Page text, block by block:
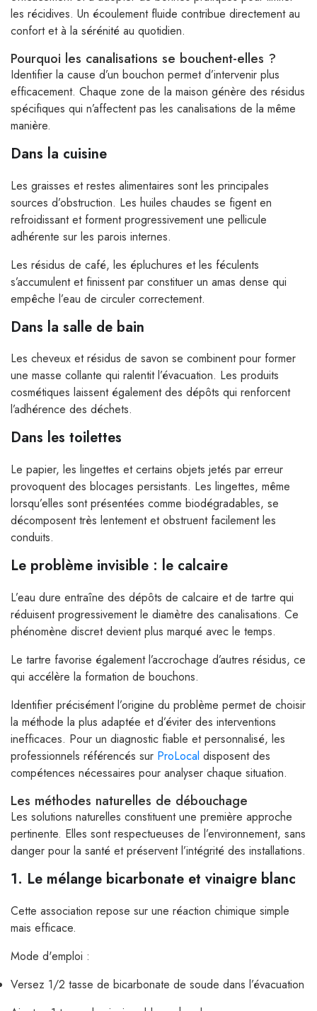
les récidives. Un écoulement fluide contribue directement au
confort et à la sérénité au quotidien.
Pourquoi les canalisations se bouchent-elles ?
Identifier la cause d’un bouchon permet d’intervenir plus
efficacement. Chaque zone de la maison génère des résidus
spécifiques qui n’affectent pas les canalisations de la même
manière.
Dans la cuisine
Les graisses et restes alimentaires sont les principales
sources d’obstruction. Les huiles chaudes se figent en
refroidissant et forment progressivement une pellicule
adhérente sur les parois internes.
Les résidus de café, les épluchures et les féculents
s’accumulent et finissent par constituer un amas dense qui
empêche l’eau de circuler correctement.
Dans la salle de bain
Les cheveux et résidus de savon se combinent pour former
une masse collante qui ralentit l’évacuation. Les produits
cosmétiques laissent également des dépôts qui renforcent
l’adhérence des déchets.
Dans les toilettes
Le papier, les lingettes et certains objets jetés par erreur
provoquent des blocages persistants. Les lingettes, même
lorsqu’elles sont présentées comme biodégradables, se
décomposent très lentement et obstruent facilement les
conduits.
Le problème invisible : le calcaire
L’eau dure entraîne des dépôts de calcaire et de tartre qui
réduisent progressivement le diamètre des canalisations. Ce
phénomène discret devient plus marqué avec le temps.
Le tartre favorise également l’accrochage d’autres résidus, ce
qui accélère la formation de bouchons.
Identifier précisément l’origine du problème permet de choisir
la méthode la plus adaptée et d’éviter des interventions
inefficaces. Pour un diagnostic fiable et personnalisé, les
professionnels référencés sur ProLocal disposent des
compétences nécessaires pour analyser chaque situation.
Les méthodes naturelles de débouchage
Les solutions naturelles constituent une première approche
pertinente. Elles sont respectueuses de l’environnement, sans
danger pour la santé et préservent l’intégrité des installations.
1. Le mélange bicarbonate et vinaigre blanc
Cette association repose sur une réaction chimique simple
mais efficace.
Mode d'emploi :
Versez 1/2 tasse de bicarbonate de soude dans l’évacuation